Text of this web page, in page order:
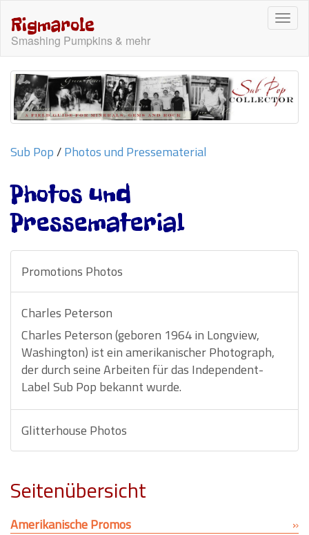
Rigmarole
Smashing Pumpkins & mehr
Sub Pop/Photos und Pressematerial
Photos und
Pressematerial
Promotions Photos
Charles Peterson
Charles Peterson (geboren 1964 in Longview,
Washington) ist ein amerikanischer Photograph,
der durch seine Arbeiten für das Independent-
Label Sub Pop bekannt wurde.
Glitterhouse Photos
Seitenübersicht
Amerikanische Promos